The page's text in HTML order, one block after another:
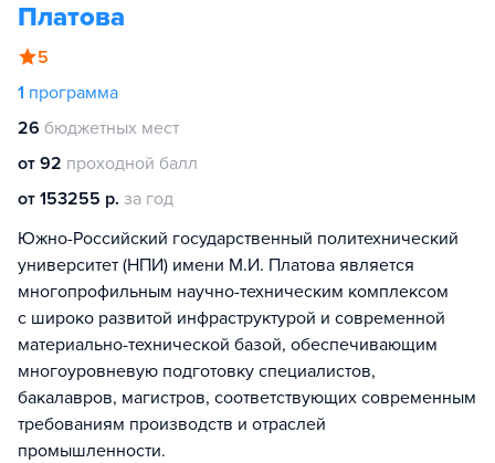
Платова
5
1 программа
26 бюджетных мест
от 92 проходной балл
от 153255 р. за год
Южно-Российский государственный политехнический
университет (НПИ) имени М.И. Платова является
многопрофильным научно-техническим комплексом
с широко развитой инфраструктурой и современной
материально-технической базой, обеспечивающим
многоуровневую подготовку специалистов,
бакалавров, магистров, соответствующих современным
требованиям производств и отраслей
промышленности.